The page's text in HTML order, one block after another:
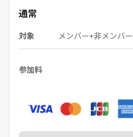
通常
対象 メンバー+非メンバー
参加料